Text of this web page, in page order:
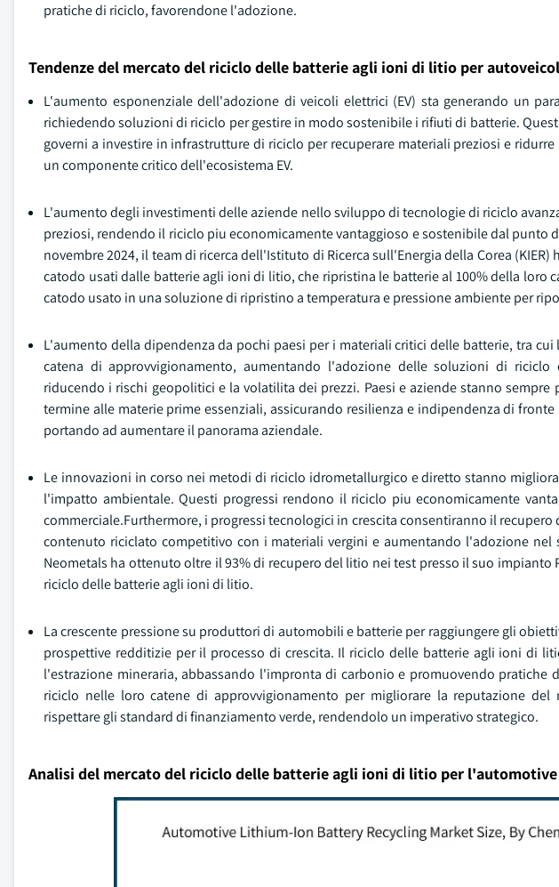
pratiche di riciclo, favorendone l'adozione.
Tendenze del mercato del riciclo delle batterie agli ioni di litio per
L'aumento esponenziale dell'adozione di veicoli elettrici (EV) sta generando un
richiedendo soluzioni di riciclo per gestire in modo sostenibile i rifiuti di batterie.
governi a investire in infrastrutture di riciclo per recuperare materiali preziosi e
un componente critico dell'ecosistema EV.
L'aumento degli investimenti delle aziende nello sviluppo di tecnologie di riciclo
preziosi, rendendo il riciclo piu economicamente vantaggioso e sostenibile dal punto
novembre 2024, il team di ricerca dell'Istituto di Ricerca sull'Energia della Corea
catodo usati dalle batterie agli ioni di litio, che ripristina le batterie al 100% della loro
catodo usato in una soluzione di ripristino a temperatura e pressione ambiente per
L'aumento della dipendenza da pochi paesi per i materiali critici delle batterie, tra
catena di approvvigionamento, aumentando l'adozione delle soluzioni di
riducendo i rischi geopolitici e la volatilita dei prezzi. Paesi e aziende stanno
termine alle materie prime essenziali, assicurando resilienza e indipendenza di
portando ad aumentare il panorama aziendale.
Le innovazioni in corso nei metodi di riciclo idrometallurgico e diretto stanno
l'impatto ambientale. Questi progressi rendono il riciclo piu economicamente
commerciale.Furthermore, i progressi tecnologici in crescita consentiranno il
contenuto riciclato competitivo con i materiali vergini e aumentando l'adozione nel
Neometals ha ottenuto oltre il 93% di recupero del litio nei test presso il suo
riciclo delle batterie agli ioni di litio.
La crescente pressione su produttori di automobili e batterie per raggiungere gli
prospettive redditizie per il processo di crescita. Il riciclo delle batterie agli ioni di
l'estrazione mineraria, abbassando l'impronta di carbonio e promuovendo pratiche
riciclo nelle loro catene di approvvigionamento per migliorare la reputazione
rispettare gli standard di finanziamento verde, rendendolo un imperativo strategico.
Analisi del mercato del riciclo delle batterie agli ioni di litio per l'automotive